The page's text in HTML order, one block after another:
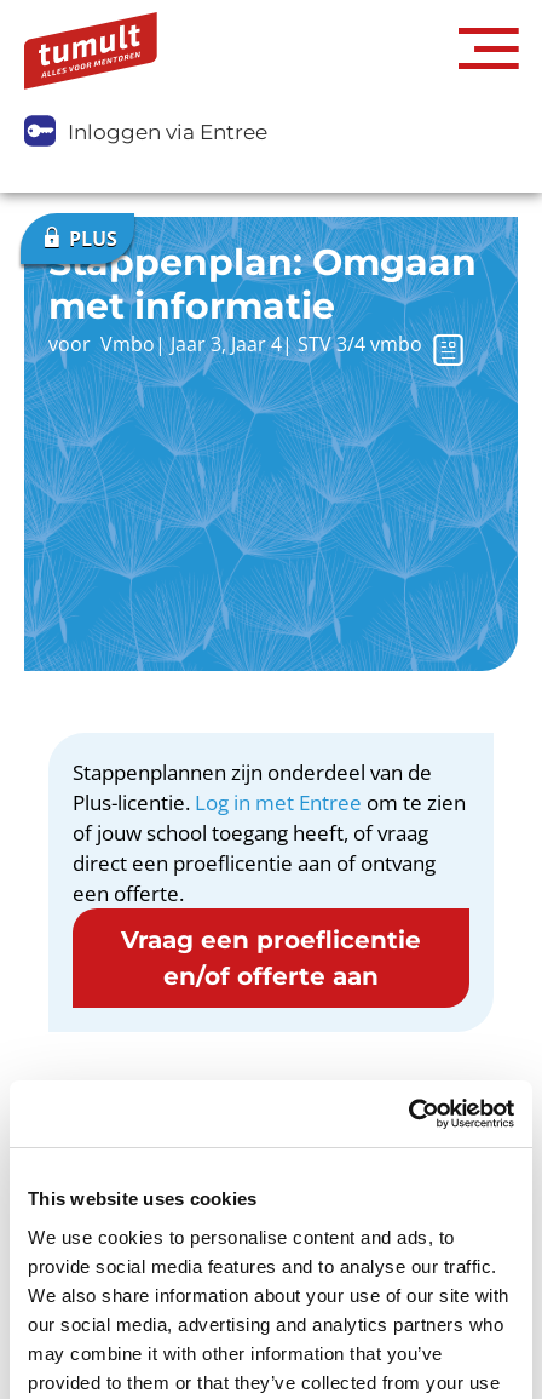
This website uses cookies
We use cookies to personalise content and ads, to
provide social media features and to analyse our traffic.
We also share information about your use of our site with
our social media, advertising and analytics partners who
may combine it with other information that you’ve
provided to them or that they’ve collected from your use
Inloggen via Entree
Stappenplan: Omgaan
met informatie
voor Vmbo|Jaar 3,Jaar 4|STV 3/4 vmbo
Stappenplannen zijn onderdeel van de
Plus-licentie. Log in met Entree om te zien
of jouw school toegang heeft, of vraag
direct een proeflicentie aan of ontvang
een offerte.
Vraag een proeflicentie
en/of offerte aan
Inloggen
Inloggen zonder Entree